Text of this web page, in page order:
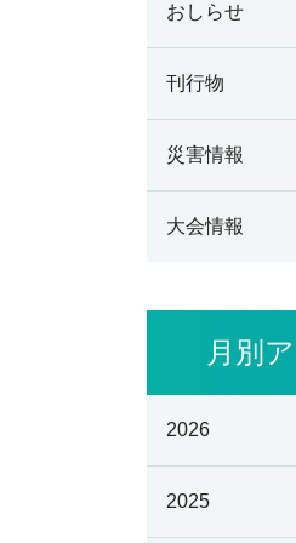
おしらせ
刊行物
災害情報
大会情報
月別
2026
2025